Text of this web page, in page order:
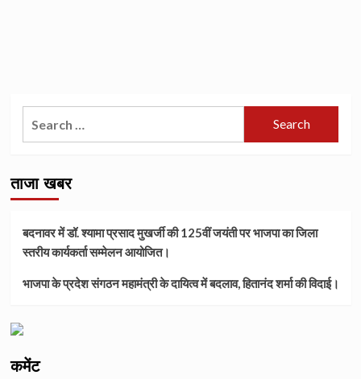
ताजा खबर
बदनावर में डॉ. श्यामा प्रसाद मुखर्जी की 125वीं जयंती पर भाजपा का जिला
स्तरीय कार्यकर्ता सम्मेलन आयोजित।
भाजपा के प्रदेश संगठन महामंत्री के दायित्व में बदलाव, हितानंद शर्मा की विदाई।
कमेंट